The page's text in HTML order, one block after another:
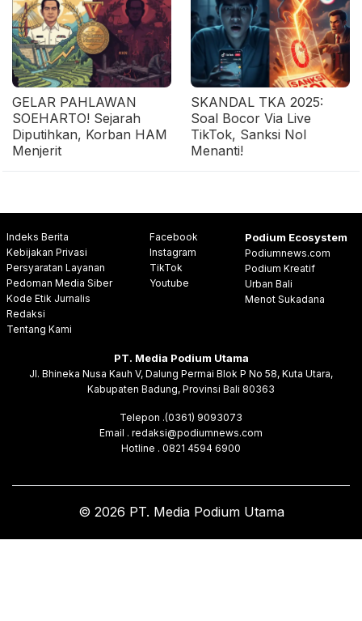
GELAR PAHLAWAN
SOEHARTO! Sejarah
Diputihkan, Korban HAM
Menjerit
SKANDAL TKA 2025:
Soal Bocor Via Live
TikTok, Sanksi Nol
Menanti!
Indeks Berita
Kebijakan Privasi
Persyaratan Layanan
Pedoman Media Siber
Kode Etik Jurnalis
Redaksi
Tentang Kami
Facebook
Instagram
TikTok
Youtube
Podium Ecosystem
Podiumnews.com
Podium Kreatif
Urban Bali
Menot Sukadana
PT. Media Podium Utama
Jl. Bhineka Nusa Kauh V, Dalung Permai Blok P No 58, Kuta Utara,
Kabupaten Badung, Provinsi Bali 80363
Telepon .(0361) 9093073
Email . redaksi@podiumnews.com
Hotline . 0821 4594 6900
© 2026 PT. Media Podium Utama